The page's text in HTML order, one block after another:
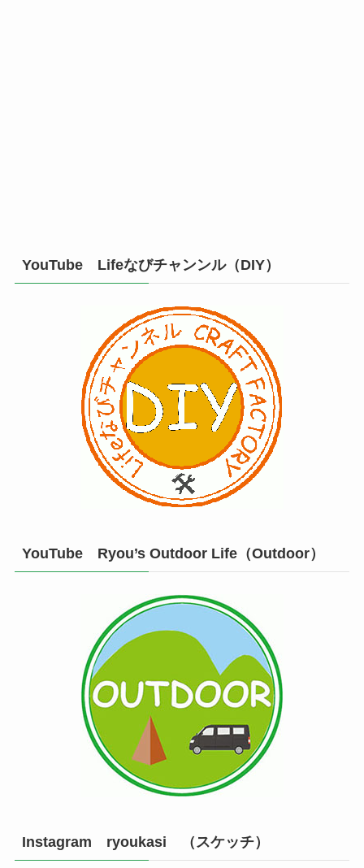
YouTube Lifeなびチャンンル（DIY）
YouTube Ryou’s Outdoor Life（Outdoor）
Instagram ryoukasi （スケッチ）